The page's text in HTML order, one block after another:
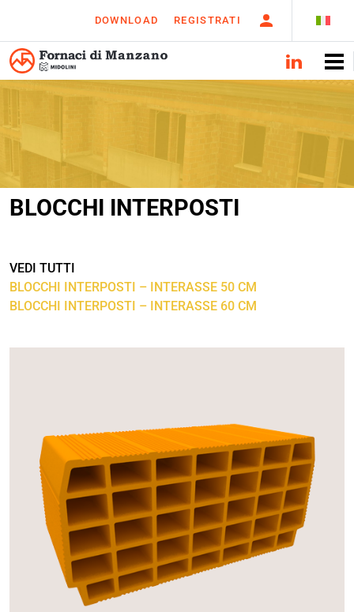
DOWNLOAD REGISTRATI
BLOCCHI INTERPOSTI
VEDI TUTTI
BLOCCHI INTERPOSTI – INTERASSE 50 CM
BLOCCHI INTERPOSTI – INTERASSE 60 CM